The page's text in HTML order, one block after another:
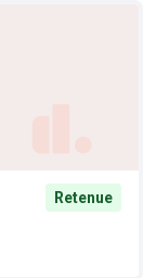
Retenue